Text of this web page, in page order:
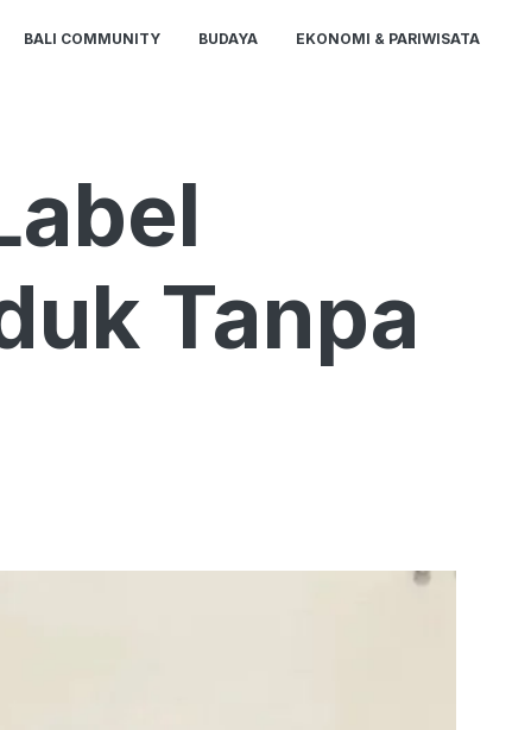
BALI COMMUNITY BUDAYA EKONOMI & PARIWISATA
Tanpa